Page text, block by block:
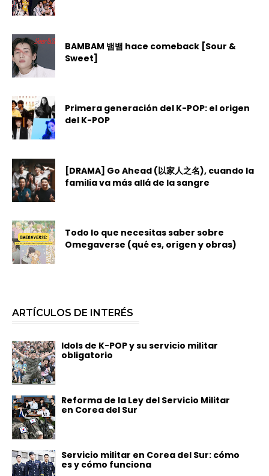
BAMBAM 뱀뱀 hace comeback [Sour &
Sweet]
Primera generación del K-POP: el origen
del K-POP
[DRAMA] Go Ahead (以家人之名), cuando la
familia va más allá de la sangre
Todo lo que necesitas saber sobre
Omegaverse (qué es, origen y obras)
ARTÍCULOS DE INTERÉS
Idols de K-POP y su servicio militar
obligatorio
Reforma de la Ley del Servicio Militar
en Corea del Sur
Servicio militar en Corea del Sur: cómo
es y cómo funciona